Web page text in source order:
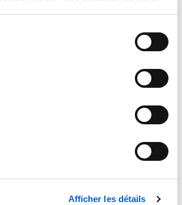
Afficher les détails
intérieure à cassette unidirectionnelle
Performance